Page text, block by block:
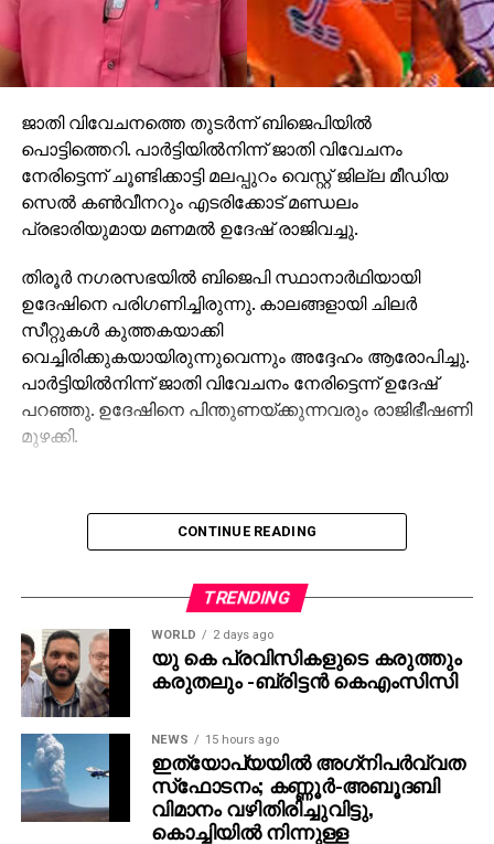
പൊട്ടിത്തെറി. പാര്‍ട്ടിയില്‍നിന്ന് ജാതി വിവേചനം
നേരിട്ടെന്ന് ചൂണ്ടിക്കാട്ടി മലപ്പുറം വെസ്റ്റ് ജില്ല മീഡിയ
സെല്‍ കണ്‍വീനറും എടരിക്കോട് മണ്ഡലം
പ്രഭാരിയുമായ മണമല്‍ ഉദേഷ് രാജിവച്ചു.
ഉദേഷിനെ പരിഗണിച്ചിരുന്നു. കാലങ്ങളായി ചിലര്‍
സീറ്റുകള്‍ കുത്തകയാക്കി
വെച്ചിരിക്കുകയായിരുന്നുവെന്നും അദ്ദേഹം ആരോപിച്ചു.
പാര്‍ട്ടിയില്‍നിന്ന് ജാതി വിവേചനം നേരിട്ടെന്ന് ഉദേഷ്
പറഞ്ഞു. ഉദേഷിനെ പിന്തുണയ്ക്കുന്നവരും രാജിഭീഷണി
മുഴക്കി.
WORLD 2 days ago
യു കെ പ്രവിസികളുടെ കരുത്തും
കരുതലും -ബ്രിട്ടൻ കെഎംസിസി
ഇത്യോപ്യയില്‍ അഗ്‌നിപര്‍വ്വത
സ്‌ഫോടനം; കണ്ണൂർ-അബൂദബി
വിമാനം വഴിതിരിച്ചുവിട്ടു,
കൊച്ചിയിൽ നിന്നുള്ള
രണ്ടുവിമാനങ്ങൾ റദ്ദാക്കി